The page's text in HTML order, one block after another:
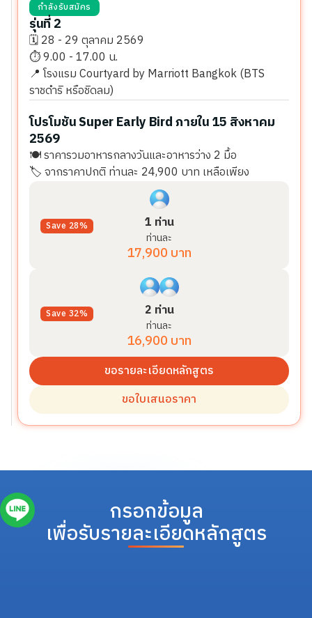
รุ่นที่ 2
กำลังรับสมัคร
️️🗓️ 28 - 29 ตุลาคม 2569
⏱️ 9.00 - 17.00 น.
️️️️📍 โรงแรม Courtyard by Marriott Bangkok (BTS
ราชดำริ หรือชิดลม)
โปรโมชัน Super Early Bird ภายใน 15 สิงหาคม
2569
🍽️ ราคารวมอาหารกลางวันและอาหารว่าง 2 มื้อ
🏷️ จากราคาปกติ ท่านละ 24,900 บาท เหลือเพียง
1 ท่าน
ท่านละ
17,900 บาท
Save 28%
2 ท่าน
ท่านละ
16,900 บาท
Save 32%
ขอรายละเอียดหลักสูตร
ขอใบเสนอราคา
กรอกข้อมูล
เพื่อรับรายละเอียดหลักสูตร